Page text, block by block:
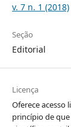
v. 7 n. 1 (2018)
Seção
Editorial
Licença
Oferece acesso
princípio de